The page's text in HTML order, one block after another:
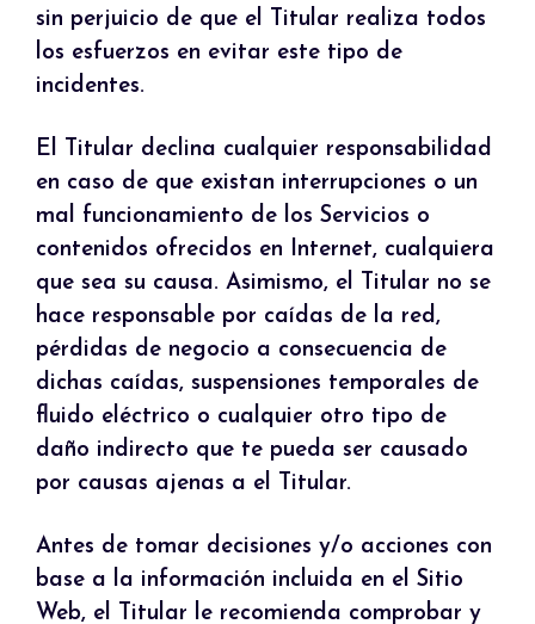
sin perjuicio de que el Titular realiza todos
los esfuerzos en evitar este tipo de
incidentes.
El Titular declina cualquier responsabilidad
en caso de que existan interrupciones o un
mal funcionamiento de los Servicios o
contenidos ofrecidos en Internet, cualquiera
que sea su causa. Asimismo, el Titular no se
hace responsable por caídas de la red,
pérdidas de negocio a consecuencia de
dichas caídas, suspensiones temporales de
fluido eléctrico o cualquier otro tipo de
daño indirecto que te pueda ser causado
por causas ajenas a el Titular.
Antes de tomar decisiones y/o acciones con
base a la información incluida en el Sitio
Web, el Titular le recomienda comprobar y